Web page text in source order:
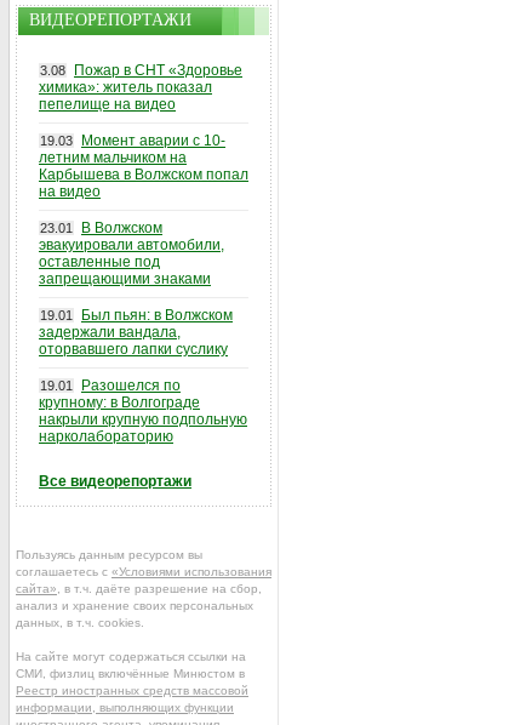
ВИДЕОРЕПОРТАЖИ
3.08
Пожар в СНТ «Здоровье
химика»: житель показал
пепелище на видео
19.03
Момент аварии с 10-
летним мальчиком на
Карбышева в Волжском попал
на видео
23.01
В Волжском
эвакуировали автомобили,
оставленные под
запрещающими знаками
19.01
Был пьян: в Волжском
задержали вандала,
оторвавшего лапки суслику
19.01
Разошелся по
крупному: в Волгограде
накрыли крупную подпольную
нарколабораторию
Все видеорепортажи
Пользуясь данным ресурсом вы
соглашаетесь с «Условиями использования
сайта» , в т.ч. даёте разрешение на сбор,
анализ и хранение своих персональных
данных, в т.ч. cookies.
На сайте могут содержаться ссылки на
СМИ, физлиц включённые Минюстом в
Реестр иностранных средств массовой
информации, выполняющих функции